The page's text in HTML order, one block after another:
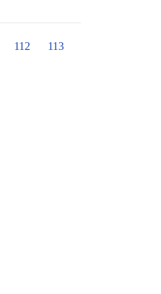
112 113